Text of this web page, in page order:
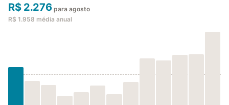
R$ 2.276 para agosto
R$ 1.958 média anual